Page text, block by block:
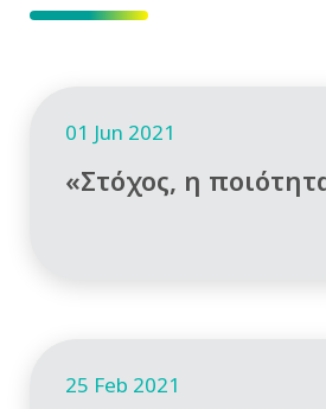
01 Jun 2021
«Στόχος, η
25 Feb 2021